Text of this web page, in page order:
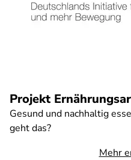
Projekt
Gesund und nachhaltig
geht das?
Mehr